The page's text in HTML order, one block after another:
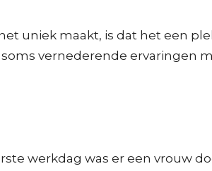
uniek maakt, is dat het een
vernederende ervaringen
werkdag was er een vrouw